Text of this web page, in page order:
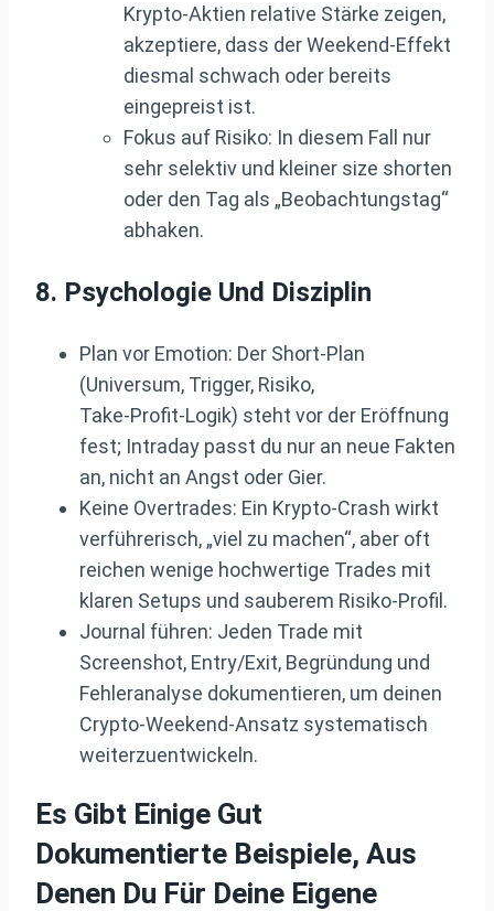
Krypto‑Aktien relative Stärke zeigen,
akzeptiere, dass der Weekend‑Effekt
diesmal schwach oder bereits
eingepreist ist.
Fokus auf Risiko: In diesem Fall nur
sehr selektiv und kleiner size shorten
oder den Tag als „Beobachtungstag“
abhaken.
8. Psychologie Und Disziplin
Plan vor Emotion: Der Short‑Plan
(Universum, Trigger, Risiko,
Take‑Profit‑Logik) steht vor der Eröffnung
fest; Intraday passt du nur an neue Fakten
an, nicht an Angst oder Gier.
Keine Overtrades: Ein Krypto‑Crash wirkt
verführerisch, „viel zu machen“, aber oft
reichen wenige hochwertige Trades mit
klaren Setups und sauberem Risiko‑Profil.
Journal führen: Jeden Trade mit
Screenshot, Entry/Exit, Begründung und
Fehleranalyse dokumentieren, um deinen
Crypto‑Weekend‑Ansatz systematisch
weiterzuentwickeln.
Es Gibt Einige Gut
Dokumentierte Beispiele, Aus
Denen Du Für Deine Eigene